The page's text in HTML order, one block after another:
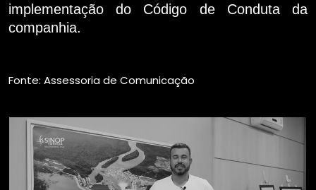
implementação do Código de Conduta da
companhia.
Fonte: Assessoria de Comunicação